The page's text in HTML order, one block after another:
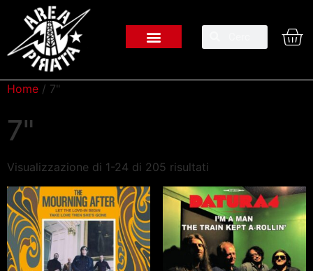
Home / 7"
7"
Visualizzazione di 1-24 di 205 risultati